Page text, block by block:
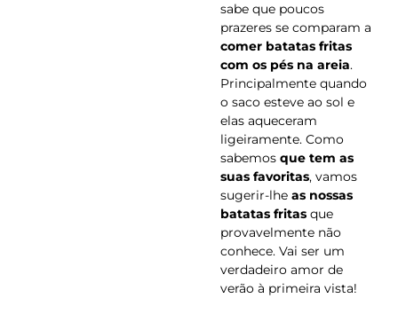
sabe que poucos
prazeres se comparam a
comer batatas fritas
com os pés na areia.
Principalmente quando
o saco esteve ao sol e
elas aqueceram
ligeiramente. Como
sabemos que tem as
suas favoritas, vamos
sugerir-lhe as nossas
batatas fritas que
provavelmente não
conhece. Vai ser um
verdadeiro amor de
verão à primeira vista!